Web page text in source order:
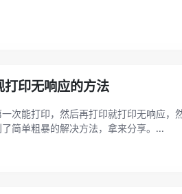
印无响应的方法
次能打印，然后再打印就打印无响应
简单粗暴的解决方法，拿来分享。...